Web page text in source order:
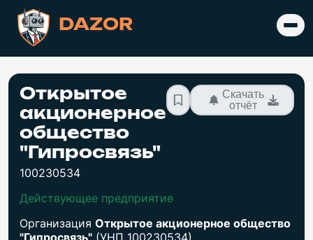
DAZOR
Открытое
акционерное
общество
"Гипросвязь"
100230534
Скачать
отчёт
Действующее предприятие
Организация Открытое акционерное общество
"Гипросвязь" (УНП 100230534)